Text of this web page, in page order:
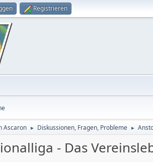
Registrieren
Ascaron ► Diskussionen, Fragen, Probleme ►
- Das